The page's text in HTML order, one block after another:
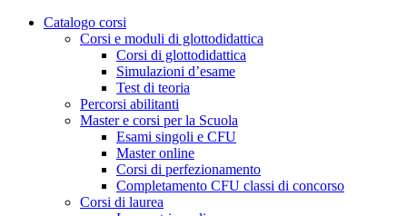
Catalogo corsi
Corsi e moduli di glottodidattica
Corsi di glottodidattica
Simulazioni d’esame
Test di teoria
Percorsi abilitanti
Master e corsi per la Scuola
Esami singoli e CFU
Master online
Corsi di perfezionamento
Completamento CFU classi di concorso
Corsi di laurea